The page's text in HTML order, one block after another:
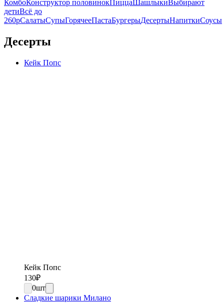
КомбоКонструктор половинокПиццаШашлыкиВыбирают
детиВсё до
260рСалатыСупыГорячееПастаБургерыДесертыНапиткиСоусы
Десерты
Кейк Попс
Кейк Попс
130₽
0шт
Сладкие шарики Милано